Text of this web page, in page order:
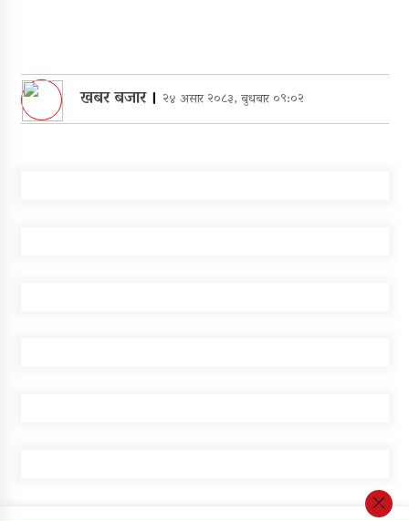
खबर बजार। २४ असार २०८३, बुधबार ०९:०२